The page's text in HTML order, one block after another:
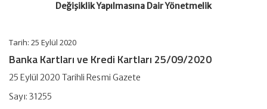
Değişiklik Yapılmasına Dair Yönetmelik
Tarih: 25 Eylül 2020
Banka Kartları ve Kredi Kartları 25/09/2020
25 Eylül 2020 Tarihli Resmi Gazete
Sayı: 31255